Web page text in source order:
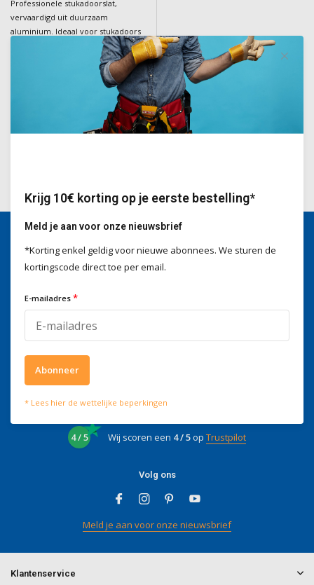
Professionele stukadoorslat,
vervaardigd uit duurzaam
aluminium. Ideaal voor stukadoors
en bouwexperts voor precisiewerk
Wat onze klanten zeggen
4 / 5 Wij scoren een 4 / 5op Trustpilot
Volg ons
Meld je aan voor onze nieuwsbrief
Klantenservice
Krijg 10€ korting op je eerste bestelling*
Meld je aan voor onze nieuwsbrief
*Korting enkel geldig voor nieuwe abonnees. We sturen de
kortingscode direct toe per email.
E-mailadres *
Abonneer
* Lees hier de wettelijke beperkingen